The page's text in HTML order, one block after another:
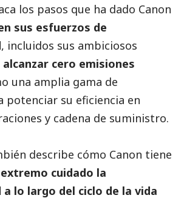
los pasos que ha dado Canon
sus esfuerzos de
, incluidos sus ambiciosos
alcanzar cero emisiones
una amplia gama de
potenciar su eficiencia en
y cadena de suministro.
describe cómo Canon tiene
extremo cuidado la
lo largo del ciclo de la vida